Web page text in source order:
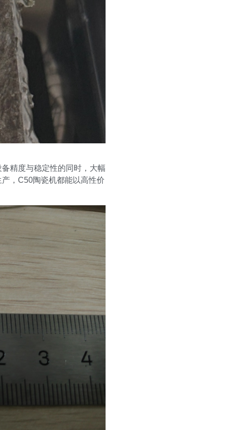
精度与稳定性的同时，大幅
，C50陶瓷机都能以高性价